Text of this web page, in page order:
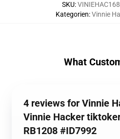
SKU:
Kategorien:Vinnie
What
4 reviews for Vinnie
Vinnie Hacker
RB1208 #ID7992